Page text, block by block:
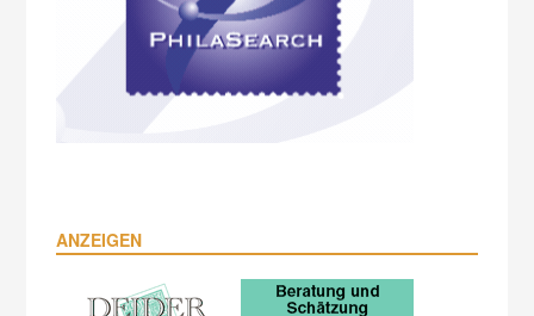
ANZEIGEN